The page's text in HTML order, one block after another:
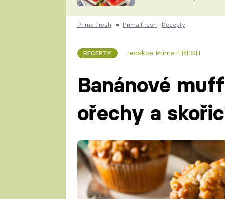
ČESKO NA TALÍŘI
KUCHAŘKA
Prima Fresh ■ Prima Fresh Recepty
RECEPTY redakce Prima FRESH
Banánové
ořechy a